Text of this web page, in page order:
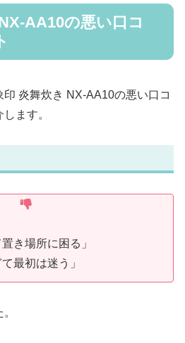
AA10の悪い口コ
炎舞炊き NX-AA10の悪い口コ
ます。
き場所に困る」
最初は迷う」